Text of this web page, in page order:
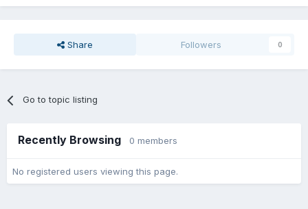
Share Followers 0
Go to topic listing
Recently Browsing 0 members
No registered users viewing this page.